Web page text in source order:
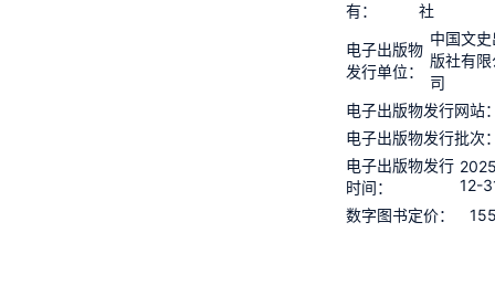
有：
社
电子出版物
发行单位：
中国文史
版社有限
司
电子出版物发行网站
电子出版物发行批次
电子出版物发行
时间：
12-
数字图书定价：